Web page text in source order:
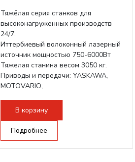
Тяжёлая серия станков для
высоконагруженных производств
24/7.
Иттербиевый волоконный лазерный
источник мощностью 750-6000Вт
Тяжелая станина весом 3050 кг.
Приводы и передачи: YASKAWA,
MOTOVARIO;
В корзину
Подробнее